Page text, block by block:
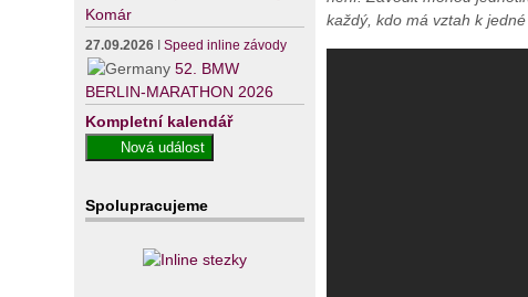
Komár
27.09.2026 ISpeed inline závody
52. BMW
BERLIN-MARATHON 2026
Kompletní kalendář
Spolupracujeme
každý, kdo má vztah k